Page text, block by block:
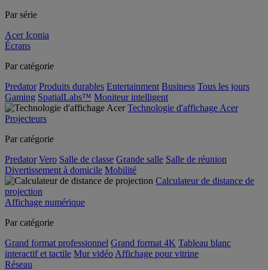
Par série
Acer Iconia
Écrans
Par catégorie
Predator Produits durables Entertainment Business Tous les jours
Gaming SpatialLabs™ Moniteur intelligent
Technologie d'affichage Acer
Projecteurs
Par catégorie
Predator Vero Salle de classe Grande salle Salle de réunion
Divertissement à domicile Mobilité
Calculateur de distance de
projection
Affichage numérique
Par catégorie
Grand format professionnel Grand format 4K Tableau blanc
interactif et tactile Mur vidéo Affichage pour vitrine
Réseau